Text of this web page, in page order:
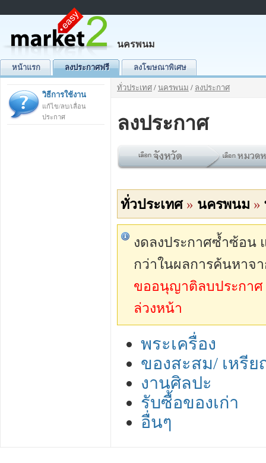
นครพนม
หน้าแรก ลงประกาศฟรี ลงโฆษณาพิเศษ
วิธีการใช้งาน
แก้ไข/ลบ/เลื่อน
ประกาศ
ทั่วประเทศ / นครพนม / ลงประกาศ
ลงประกาศ
ทั่วประเทศ» นครพนม »
งดลงประกาศซ้ำซ้อน
กว่าในผลการค้นหาจา
ขออนุญาติลบประกาศ
ล่วงหน้า
พระเครื่อง
ของสะสม/ เหรี
งานศิลปะ
รับซื้อของเก่า
อื่นๆ